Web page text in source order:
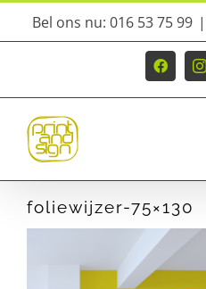
Ga
inhoud
Bel ons nu: 016 53 75 99 |
foliewijzer-75×130